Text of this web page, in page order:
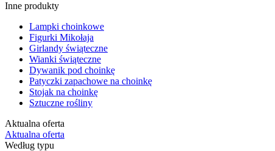
Inne produkty
Lampki choinkowe
Figurki Mikołaja
Girlandy świąteczne
Wianki świąteczne
Dywanik pod choinkę
Patyczki zapachowe na choinkę
Stojak na choinkę
Sztuczne rośliny
Aktualna oferta
Aktualna oferta
Według typu